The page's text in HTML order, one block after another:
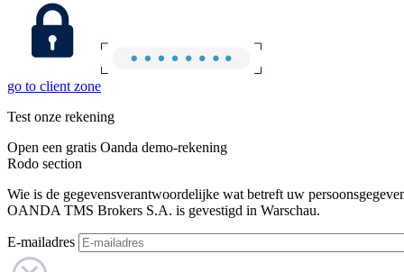
go to client zone
Test onze rekening
Open een gratis Oanda demo-rekening
Rodo section
Wie is de gegevensverantwoordelijke wat betreft uw
OANDA TMS Brokers S.A. is gevestigd in Warschau.
E-mailadres